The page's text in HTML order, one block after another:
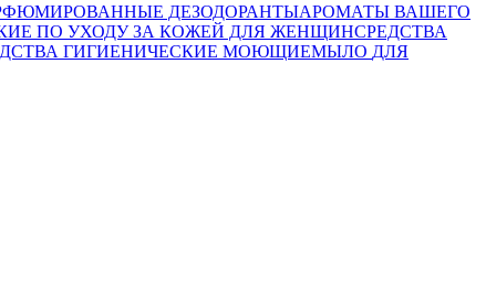
ДЕЗОДОРАНТЫАРОМАТЫ ВАШЕГО
ПО УХОДУ ЗА КОЖЕЙ ДЛЯ ЖЕНЩИНСРЕДСТВА
ГИГИЕНИЧЕСКИЕ МОЮЩИЕМЫЛО ДЛЯ